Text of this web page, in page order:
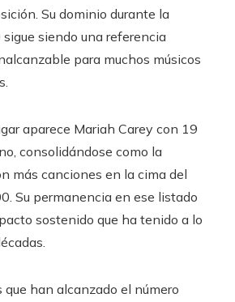
Su dominio durante la
siendo una referencia
para muchos músicos
aparece Mariah Carey con 19
consolidándose como la
más canciones en la cima del
Su permanencia en ese listado
sostenido que ha tenido a lo
han alcanzado el número